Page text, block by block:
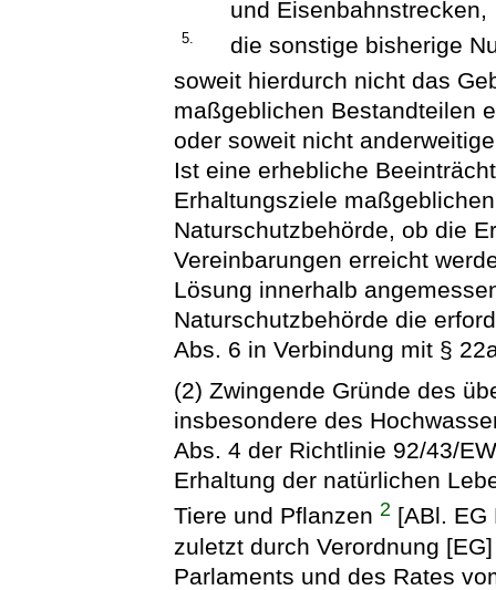
und Eisenbahnstrecken,
5.
die sonstige bisherige
soweit hierdurch nicht das
maßgeblichen Bestandteilen
oder soweit nicht
Ist eine erhebliche
Erhaltungsziele
Naturschutzbehörde, ob die
Vereinbarungen erreicht
Lösung innerhalb
Naturschutzbehörde die
Abs. 6 in Verbindung mit §
(2) Zwingende Gründe des
insbesondere des
Abs. 4 der Richtlinie 92/43/
Erhaltung der natürlichen
Tiere und Pflanzen2 [ABl. EG
zuletzt durch Verordnung
Parlaments und des Rates